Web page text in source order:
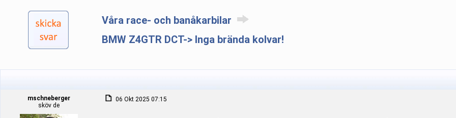
Våra race- och banåkarbilar
BMW Z4GTR DCT-> Inga brända kolvar!
mschneberger
sköv de
06 Okt 2025 07:15